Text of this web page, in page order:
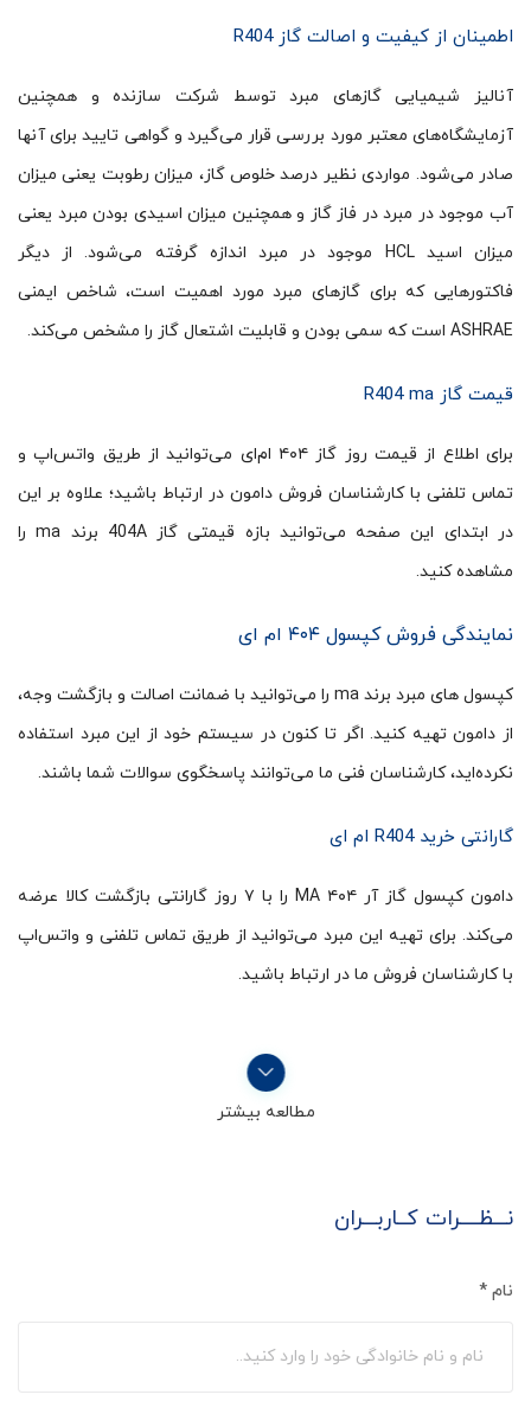
اطمینان از کیفیت و اصالت گاز R404
آنالیز شیمیایی گازهای مبرد توسط شرکت سازنده و همچنین
آزمایشگاه‌‍‌های معتبر مورد بررسی قرار ‌می‌گیرد و گواهی تایید برای آنها
صادر می‌شود. مواردی نظیر درصد خلوص گاز، میزان رطوبت یعنی میزان
آب موجود در مبرد در فاز گاز و همچنین میزان اسیدی بودن مبرد یعنی
میزان اسید HCL موجود در مبرد اندازه گرفته ‌می‌شود. از دیگر
فاکتورهایی که برای گازهای مبرد مورد اهمیت‌ است، شاخص ایمنی
ASHRAE است که سمی بودن و قابلیت اشتعال گاز را مشخص می‌کند.
قیمت گاز R404 ma
برای اطلاع از قیمت روز گاز ۴۰۴ ام‌ای می‌توانید از طریق واتس‌اپ و
تماس تلفنی با کارشناسان فروش دامون در ارتباط باشید؛ علاوه بر این
در ابتدای این صفحه می‌توانید بازه قیمتی گاز 404A برند ma را
مشاهده کنید.
نمایندگی فروش کپسول ۴۰۴ ام ای
کپسول های مبرد برند ma را می‌توانید با ضمانت اصالت و بازگشت وجه،
از دامون تهیه کنید. اگر تا کنون در سیستم خود از این مبرد استفاده
نکرده‌اید، کارشناسان فنی ما می‌توانند پاسخگوی سوالات شما باشند.
گارانتی خرید R404 ام ای
دامون کپسول گاز آر ۴۰۴ MA را با ۷ روز گارانتی بازگشت کالا عرضه
می‌کند. برای تهیه این مبرد می‌توانید از طریق تماس تلفنی و واتس‌اپ
با کارشناسان فروش ما در ارتباط باشید.
مطالعه بیشتر
نـــظــــرات کــاربـــران
نام *